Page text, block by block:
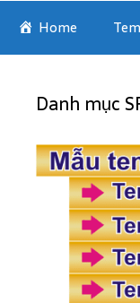
Home
Danh mục